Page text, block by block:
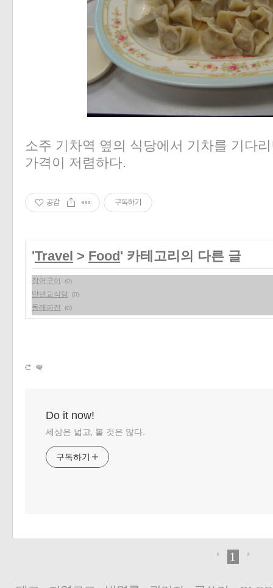
소주 기차역 옆의 식당에서 기차를 기다
가격이 저렴하다.
공감 구독하기
'Travel > Food' 카테고리의 다른 글
장어구이 (0)
만년교식당 (0)
동래파전 (0)
Do it now!
세상은 넓고, 볼 것은 많다.
구독하기
1